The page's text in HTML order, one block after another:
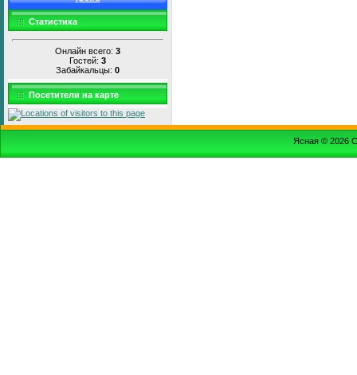
Статистика
Онлайн всего: 3
Гостей: 3
Забайкальцы: 0
Посетители на карте
Ясная © 2026